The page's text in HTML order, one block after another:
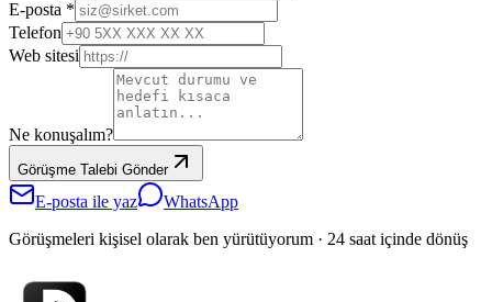
E-posta *
Telefon
Web sitesi
Ne konuşalım?
Görüşme Talebi Gönder
E-posta ile yaz
WhatsApp
Görüşmeleri kişisel olarak ben yürütüyorum · 24 saat içinde dönüş